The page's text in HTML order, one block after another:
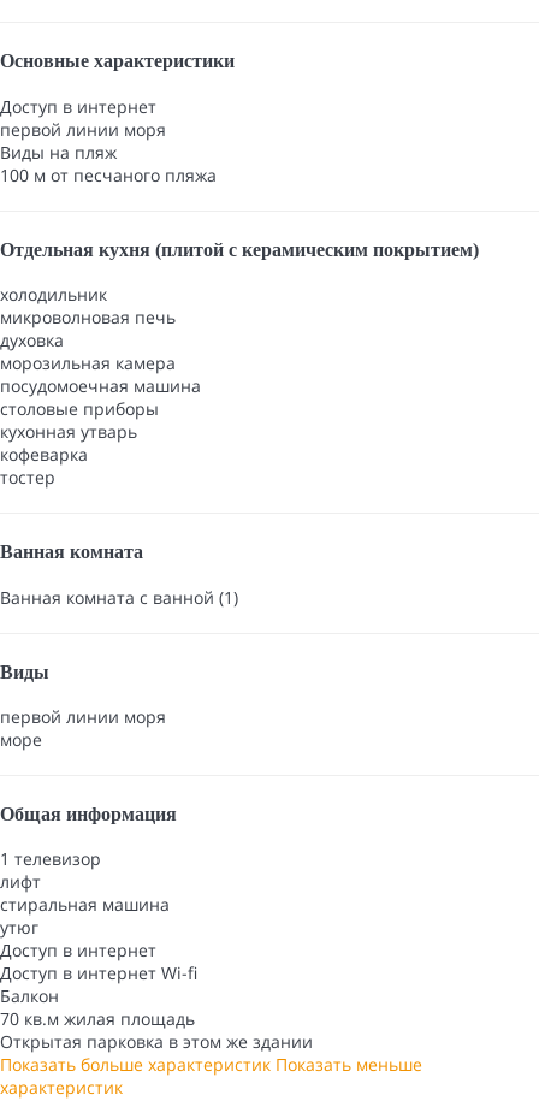
Основные характеристики
Доступ в интернет
первой линии моря
Виды на пляж
100 м от песчаного пляжа
Отдельная кухня (плитой с керамическим покрытием)
холодильник
микроволновая печь
духовка
морозильная камера
посудомоечная машина
столовые приборы
кухонная утварь
кофеварка
тостер
Ванная комната
Ванная комната с ванной (1)
Виды
первой линии моря
море
Общая информация
1 телевизор
лифт
стиральная машина
утюг
Доступ в интернет
Доступ в интернет Wi-fi
Балкон
70 кв.м жилая площадь
Открытая парковка в этом же здании
Показать больше характеристик Показать меньше
характеристик